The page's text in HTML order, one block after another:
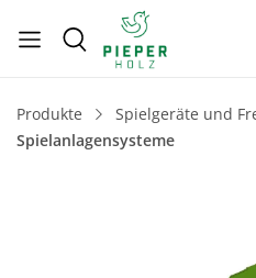
Produkte
Spielgeräte und
Spielanlagensysteme